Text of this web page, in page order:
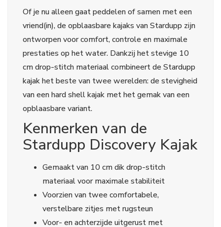
Of je nu alleen gaat peddelen of samen met een
vriend(in), de opblaasbare kajaks van Stardupp zijn
ontworpen voor comfort, controle en maximale
prestaties op het water. Dankzij het stevige 10
cm drop-stitch materiaal combineert de Stardupp
kajak het beste van twee werelden: de stevigheid
van een hard shell kajak met het gemak van een
opblaasbare variant.
Kenmerken van de
Stardupp Discovery Kajak
Gemaakt van 10 cm dik drop-stitch
materiaal voor maximale stabiliteit
Voorzien van twee comfortabele,
verstelbare zitjes met rugsteun
Voor- en achterzijde uitgerust met